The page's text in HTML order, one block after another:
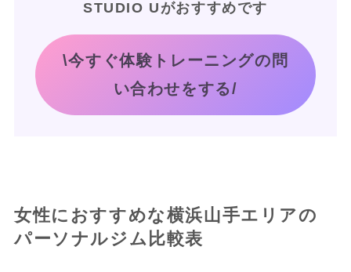
STUDIO Uがおすすめです
\今すぐ体験トレーニングの問
い合わせをする/
女性におすすめな横浜山手エリアの
パーソナルジム比較表